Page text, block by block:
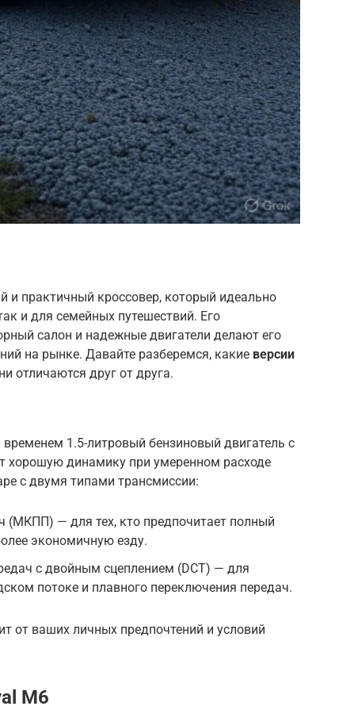
и практичный кроссовер, который идеально
и для семейных путешествий. Его
салон и надежные двигатели делают его
на рынке. Давайте разберемся, какие версии
отличаются друг от друга.
1.5-литровый бензиновый двигатель с
хорошую динамику при умеренном расходе
с двумя типами трансмиссии:
(МКПП) — для тех, кто предпочитает полный
экономичную езду.
с двойным сцеплением (DCT) — для
потоке и плавного переключения передач.
от ваших личных предпочтений и условий
M6